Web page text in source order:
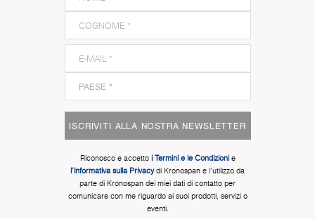
ISCRIVITI ALLA NOSTRA NEWSLETTER
Riconosco e accetto i Termini e le Condizionie
l'Informativa sulla Privacydi Kronospan e l'utilizzo da
parte di Kronospan dei miei dati di contatto per
comunicare con me riguardo ai suoi prodotti, servizi o
eventi.